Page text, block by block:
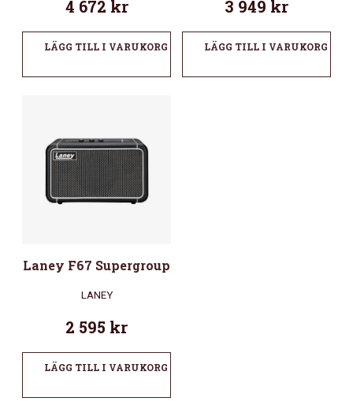
4 672 kr
LÄGG TILL I VARUKORG
3 949 kr
LÄGG TILL I VARUKORG
Laney F67 Supergroup
LANEY
2 595 kr
LÄGG TILL I VARUKORG